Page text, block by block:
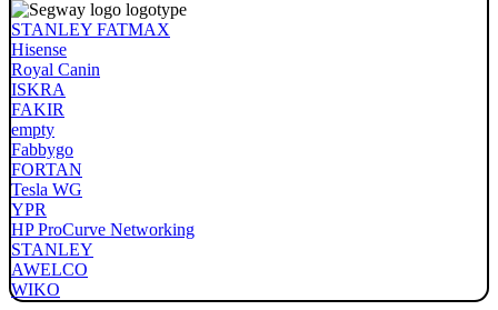
STANLEY FATMAX
Hisense
Royal Canin
ISKRA
FAKIR
empty
Fabbygo
FORTAN
Tesla WG
YPR
HP ProCurve Networking
STANLEY
AWELCO
WIKO